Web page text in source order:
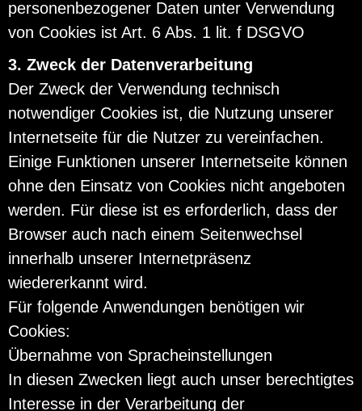
personenbezogener Daten unter Verwendung
von Cookies ist Art. 6 Abs. 1 lit. f DSGVO
3. Zweck der Datenverarbeitung
Der Zweck der Verwendung technisch
notwendiger Cookies ist, die Nutzung unserer
Internetseite für die Nutzer zu vereinfachen.
Einige Funktionen unserer Internetseite können
ohne den Einsatz von Cookies nicht angeboten
werden. Für diese ist es erforderlich, dass der
Browser auch nach einem Seitenwechsel
innerhalb unserer Internetpräsenz
wiedererkannt wird.
Für folgende Anwendungen benötigen wir
Cookies:
Übernahme von Spracheinstellungen
In diesen Zwecken liegt auch unser berechtigtes
Interesse in der Verarbeitung der